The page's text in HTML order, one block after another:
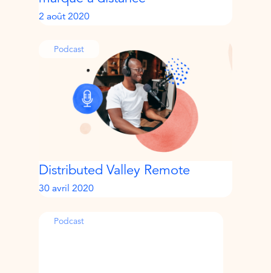
2 août 2020
Podcast
Distributed Valley Remote
30 avril 2020
Podcast